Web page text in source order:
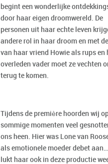
begint een wonderlijke
door haar eigen droomwereld. De
personen uit haar echte leven
andere rol in haar droom en met
van haar vriend Howie als rups en
overleden vader moet ze vechten
terug te komen.
Tijdens de première hoorden wij
sommige momenten veel
ons heen. Hier was Lone van
als emotionele moeder debet
lukt haar ook in deze productie